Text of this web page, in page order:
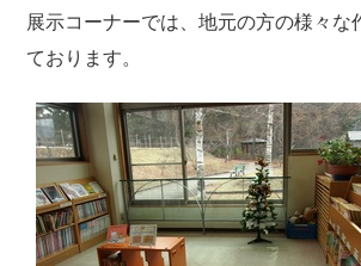
展示コーナーでは、地元の方の様々な
ております。